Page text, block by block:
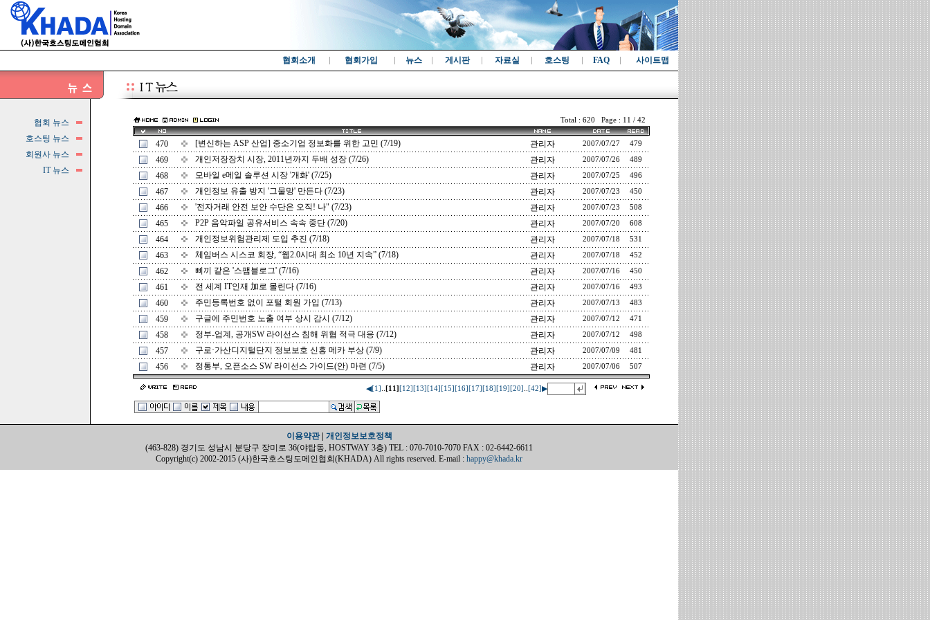
협회소개 협회가입 뉴스 게시판 자료실 호스팅 FAQ 사이트맵
협회 뉴스
호스팅 뉴스
회원사 뉴스
IT 뉴스
Total : 620 Page : 11 / 42
470 [변신하는 ASP 산업] 중소기업 정보화를 위한 고민 (7/19) 관리자 2007/07/27 479
469 개인저장장치 시장, 2011년까지 두배 성장 (7/26) 관리자 2007/07/26 489
468 모바일 e메일 솔루션 시장 '개화' (7/25) 관리자 2007/07/25 496
467 개인정보 유출 방지 '그물망' 만든다 (7/23) 관리자 2007/07/23 450
466 '전자거래 안전 보안 수단은 오직! 나" (7/23) 관리자 2007/07/23 508
465 P2P 음악파일 공유서비스 속속 중단 (7/20) 관리자 2007/07/20 608
464 개인정보위험관리제 도입 추진 (7/18) 관리자 2007/07/18 531
463 체임버스 시스코 회장, “웹2.0시대 최소 10년 지속” (7/18) 관리자 2007/07/18 452
462 삐끼 같은 '스팸블로그' (7/16) 관리자 2007/07/16 450
461 전 세계 IT인재 加로 몰린다 (7/16) 관리자 2007/07/16 493
460 주민등록번호 없이 포털 회원 가입 (7/13) 관리자 2007/07/13 483
459 구글에 주민번호 노출 여부 상시 감시 (7/12) 관리자 2007/07/12 471
458 정부-업계, 공개SW 라이선스 침해 위협 적극 대응 (7/12) 관리자 2007/07/12 498
457 구로·가산디지털단지 정보보호 신흥 메카 부상 (7/9) 관리자 2007/07/09 481
456 정통부, 오픈소스 SW 라이선스 가이드(안) 마련 (7/5) 관리자 2007/07/06 507
◀[1] .. [11] [12] [13] [14] [15] [16] [17] [18] [19] [20] ..[42]▶
이용약관| 개인정보보호정책
(463-828) 경기도 성남시 분당구 장미로 36(야탑동, HOSTWAY 3층) TEL : 070-7010-7070 FAX : 02-6442-6611
Copyright(c) 2002-2015 (사)한국호스팅도메인협회(KHADA) All rights reserved. E-mail : happy@khada.kr